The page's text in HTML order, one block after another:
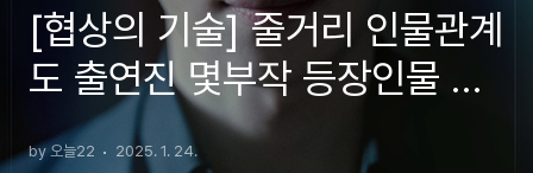
[협상의 기술] 줄거리 인물관계
도 출연진 몇부작 등장인물 총
정리
by 오늘22 2025. 1. 24.